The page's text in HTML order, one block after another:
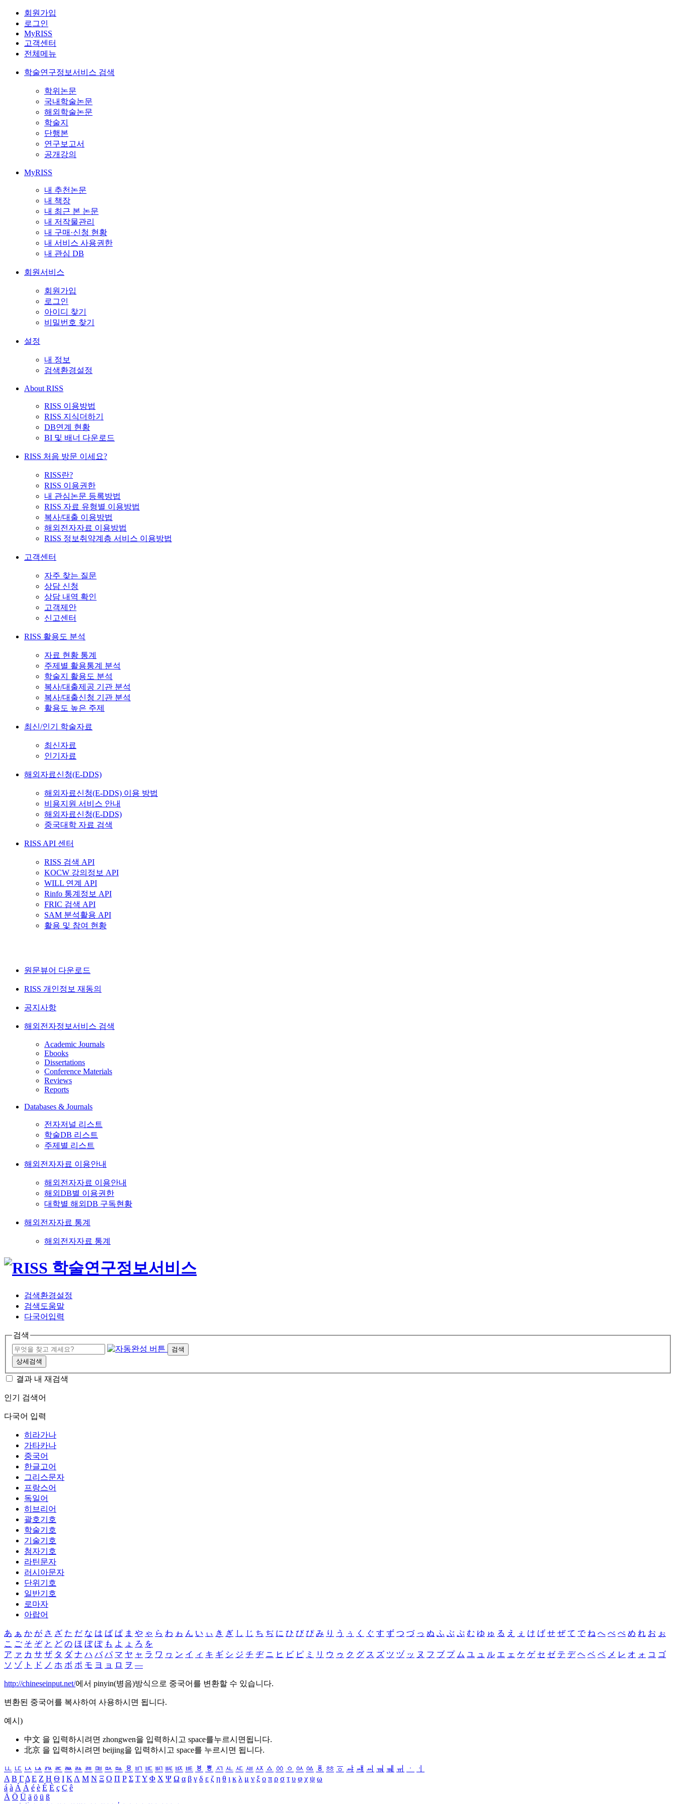
회원가입
로그인
MyRISS
고객센터
전체메뉴
학술연구정보서비스 검색
학위논문
국내학술논문
해외학술논문
학술지
단행본
연구보고서
공개강의
MyRISS
내 추천논문
내 책장
내 최근 본 논문
내 저작물관리
내 구매·신청 현황
내 서비스 사용권한
내 관심 DB
회원서비스
회원가입
로그인
아이디 찾기
비밀번호 찾기
설정
내 정보
검색환경설정
About RISS
RISS 이용방법
RISS 지식더하기
DB연계 현황
BI 및 배너 다운로드
RISS 처음 방문 이세요?
RISS란?
RISS 이용권한
내 관심논문 등록방법
RISS 자료 유형별 이용방법
복사/대출 이용방법
해외전자자료 이용방법
RISS 정보취약계층 서비스 이용방법
고객센터
자주 찾는 질문
상담 신청
상담 내역 확인
고객제안
신고센터
RISS 활용도 분석
자료 현황 통계
주제별 활용통계 분석
학술지 활용도 분석
복사/대출제공 기관 분석
복사/대출신청 기관 분석
활용도 높은 주제
최신/인기 학술자료
최신자료
인기자료
해외자료신청(E-DDS)
해외자료신청(E-DDS) 이용 방법
비용지원 서비스 안내
해외자료신청(E-DDS)
중국대학 자료 검색
RISS API 센터
RISS 검색 API
KOCW 강의정보 API
WILL 연계 API
Rinfo 통계정보 API
FRIC 검색 API
SAM 분석활용 API
활용 및 참여 현황
원문뷰어 다운로드
RISS 개인정보 재동의
공지사항
해외전자정보서비스 검색
Academic Journals
Ebooks
Dissertations
Conference Materials
Reviews
Reports
Databases & Journals
전자저널 리스트
학술DB 리스트
주제별 리스트
해외전자자료 이용안내
해외전자자료 이용안내
해외DB별 이용권한
대학별 해외DB 구독현황
해외전자자료 통계
해외전자자료 통계
검색환경설정
검색도움말
다국어입력
검색
검색
상세검색
결과 내 재검색
인기 검색어
다국어 입력
히라가나
가타카나
중국어
한글고어
그리스문자
프랑스어
독일어
히브리어
괄호기호
학술기호
기술기호
첨자기호
라틴문자
러시아문자
단위기호
일반기호
로마자
아랍어
あ ぁ か が さ ざ た だ な は ば ぱ ま や ゃ ら わ ゎ ん い ぃ き ぎ し じ ち ぢ に ひ び ぴ み り う ぅ く ぐ す ず つ づ っ ぬ ふ ぶ ぷ む ゆ ゅ る え ぇ け げ せ ぜ て で ね へ べ ぺ め れ お ぉ
こ ご そ ぞ と ど の ほ ぼ ぽ も よ ょ ろ を
ア ァ カ サ ザ タ ダ ナ ハ バ パ マ ヤ ャ ラ ワ ヮ ン イ ィ キ ギ シ ジ チ ヂ ニ ヒ ビ ピ ミ リ ウ ゥ ク グ ス ズ ツ ヅ ッ ヌ フ ブ プ ム ユ ュ ル エ ェ ケ ゲ セ ゼ テ デ ヘ ベ ペ メ レ オ ォ コ ゴ
ソ ゾ ト ド ノ ホ ボ ポ モ ヨ ョ ロ ヲ ―
http://chineseinput.net/에서 pinyin(병음)방식으로 중국어를 변환할 수 있습니다.
변환된 중국어를 복사하여 사용하시면 됩니다.
예시)
中文 을 입력하시려면 zhongwen을 입력하시고 space를누르시면됩니다.
北京 을 입력하시려면 beijing을 입력하시고 space를 누르시면 됩니다.
ㅥ ㅦ ㅧ ㅨ ㅩ ㅪ ㅫ ㅬ ㅭ ㅮ ㅯ ㅰ ㅱ ㅲ ㅳ ㅴ ㅵ ㅶ ㅷ ㅸ ㅹ ㅺ ㅻ ㅼ ㅽ ㅾ ㅿ ㆀ ㆁ ㆂ ㆃ ㆄ ㆅ ㆆ ㆇ ㆈ ㆉ ㆊ ㆋ ㆌ ㆍ
ㆎ
Α Β ΓΔ Ε Ζ Η Θ Ι ΚΛ Μ Ν Ξ Ο Π Ρ Σ ΤΥ Φ Χ Ψ Ω α β γ δ ε ζ η θ ι κ λ μ ν ξ ο π ρ σ τ υ φ χ ψ ω
á à Á À é è É È ç Ç ê
Ä Ö Ü ä ö ü ß